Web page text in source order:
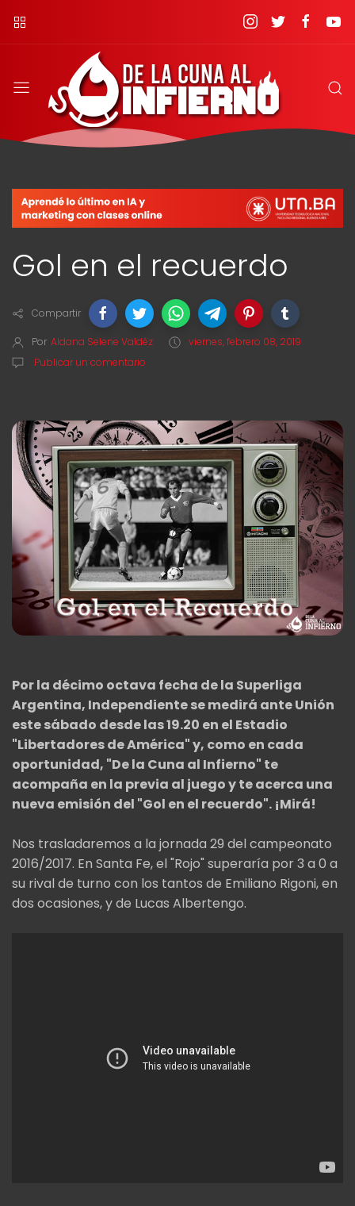
Gol en el recuerdo
Compartir
Por Aldana Selene Valdéz
viernes, febrero 08, 2019
Publicar un comentario
Por la décimo octava fecha de la Superliga
Argentina, Independiente se medirá ante Unión
este sábado desde las 19.20 en el Estadio
"Libertadores de América" y, como en cada
oportunidad, "De la Cuna al Infierno" te
acompaña en la previa al juego y te acerca una
nueva emisión del "Gol en el recuerdo". ¡Mirá!
Nos trasladaremos a la jornada 29 del campeonato
2016/2017. En Santa Fe, el "Rojo" superaría por 3 a 0 a
su rival de turno con los tantos de Emiliano Rigoni, en
dos ocasiones, y de Lucas Albertengo.